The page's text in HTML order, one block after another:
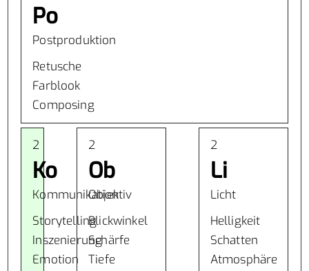
Po
Postproduktion
Retusche
Farblook
Composing
2
Ko
Kommunikation
Storytelling
Inszenierung
Emotion
2
Ob
Objektiv
Blickwinkel
Schärfe
Tiefe
2
Li
Licht
Helligkeit
Schatten
Atmosphäre